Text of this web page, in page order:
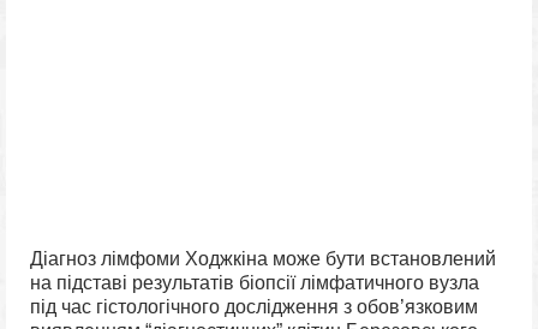
Діагноз лімфоми Ходжкіна може бути встановлений
на підставі результатів біопсії лімфатичного вузла
під час гістологічного дослідження з обов’язковим